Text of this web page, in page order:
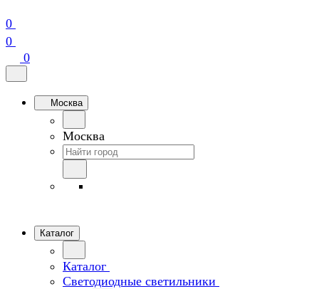
0
0
0
Москва
Москва
Каталог
Каталог
Светодиодные светильники